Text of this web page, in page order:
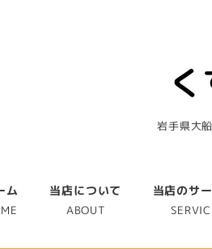
岩手県大
ム 当店について
ABOUT
当店のサ